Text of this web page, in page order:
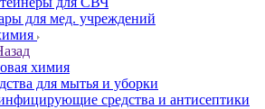
для мед. учреждений
химия
для мытья и уборки
средства и антисептики